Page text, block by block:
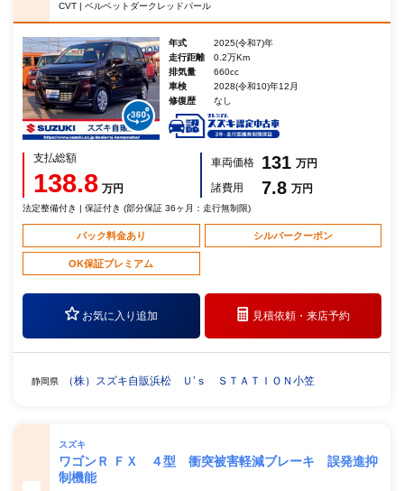
CVT | ベルベットダークレッドパール
年式
2025(令和7)年
走行距離
0.2万Km
排気量
660cc
車検
2028(令和10)年12月
修復歴
なし
支払総額
138.8 万円
車両価格 131 万円
諸費用
7.8 万円
法定整備付き | 保証付き (部分保証 36ヶ月：走行無制限)
パック料金あり シルバークーポン
OK保証プレミアム
お気に入り追加 見積依頼・来店予約
静岡県 （株）スズキ自販浜松 Ｕ’ｓ ＳＴＡＴＩＯＮ小笠
スズキ
ワゴンＲ ＦＸ ４型 衝突被害軽減ブレーキ 誤発進抑
制機能